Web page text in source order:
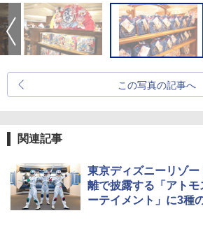
この写真の記事へ
関連記事
東京ディズニーリゾ
離で披露する「アトモ
ーテイメント」に3種